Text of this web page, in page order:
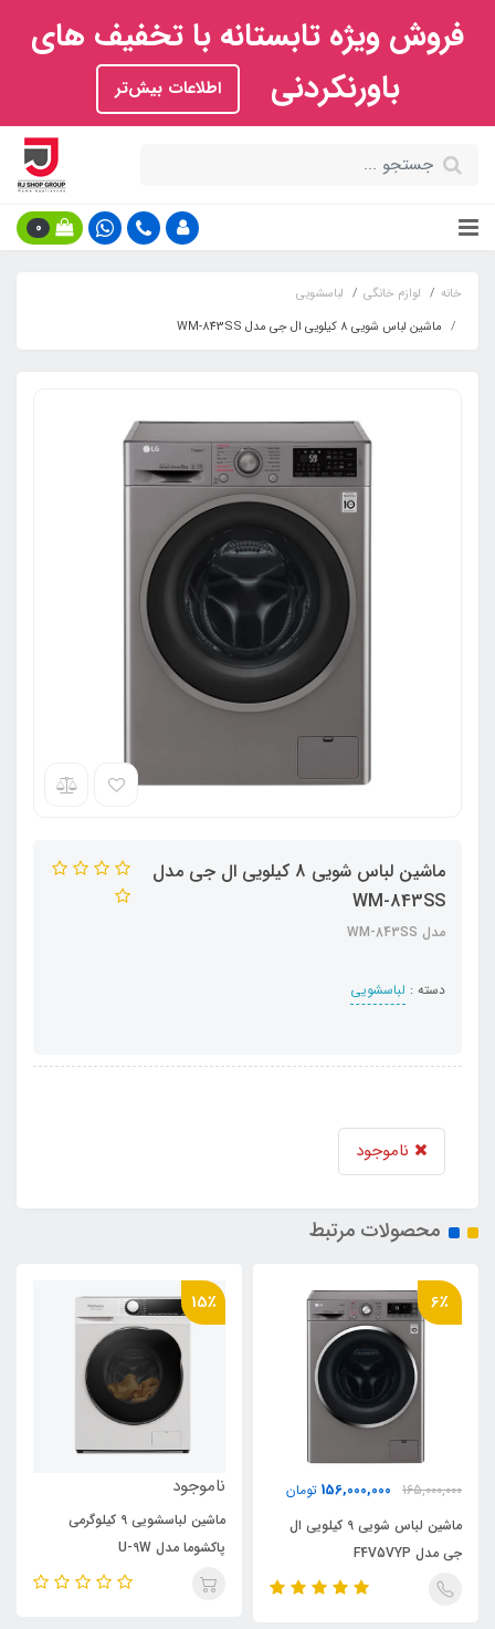
فروش ویژه تابستانه با تخفیف های
باورنکردنی
اطلاعات بیش‌تر
0
خانه لوازم خانگی
لباسشویی
ماشین لباس شویی 8 کیلویی ال جی مدل WM-843SS
ماشین لباس شویی 8 کیلویی ال جی مدل
WM-843SS
مدل WM-843SS
دسته : لباسشویی
ناموجود
محصولات مرتبط
6٪
165,000,000
156,000,000 تومان
ماشین لباس شویی 9 کیلویی ال
جی مدل F4V5VYP
15٪
ناموجود
ماشین لباسشویی 9 کیلوگرمی
پاکشوما مدل U-9W